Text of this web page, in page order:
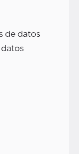
de datos